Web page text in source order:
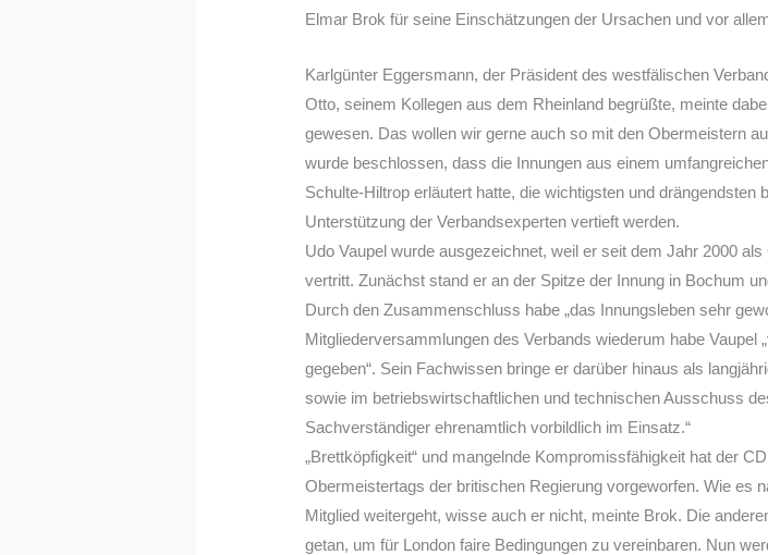
Elmar Brok für seine Einschätzungen der Ursachen und vor
Karlgünter Eggersmann, der Präsident des westfälischen
Otto, seinem Kollegen aus dem Rheinland begrüßte, meinte
gewesen. Das wollen wir gerne auch so mit den Obermeistern
wurde beschlossen, dass die Innungen aus einem
Schulte-Hiltrop erläutert hatte, die wichtigsten und
Unterstützung der Verbandsexperten vertieft werden.
Udo Vaupel wurde ausgezeichnet, weil er seit dem Jahr 2000
vertritt. Zunächst stand er an der Spitze der Innung in Bochum
Durch den Zusammenschluss habe „das Innungsleben sehr
Mitgliederversammlungen des Verbands wiederum habe Vaupel
gegeben“. Sein Fachwissen bringe er darüber hinaus als
sowie im betriebswirtschaftlichen und technischen Ausschuss
Sachverständiger ehrenamtlich vorbildlich im Einsatz.“
„Brettköpfigkeit“ und mangelnde Kompromissfähigkeit hat der
Obermeistertags der britischen Regierung vorgeworfen. Wie es
Mitglied weitergeht, wisse auch er nicht, meinte Brok. Die
getan, um für London faire Bedingungen zu vereinbaren. Nun